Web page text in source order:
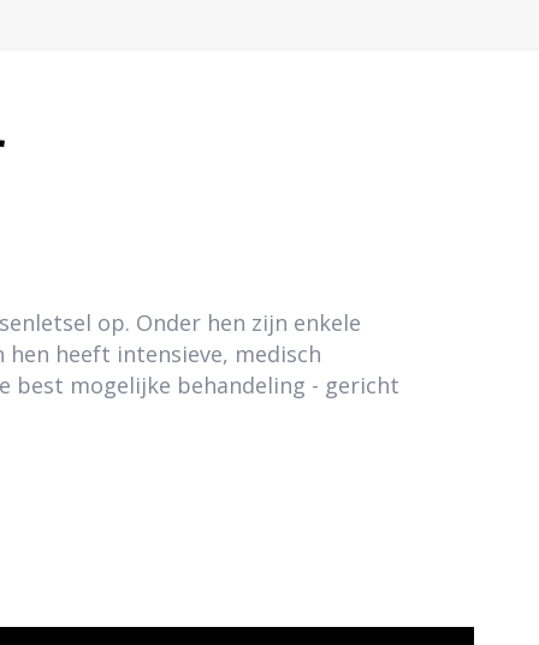
op. Onder hen zijn enkele
hen heeft intensieve, medisch
best mogelijke behandeling - gericht